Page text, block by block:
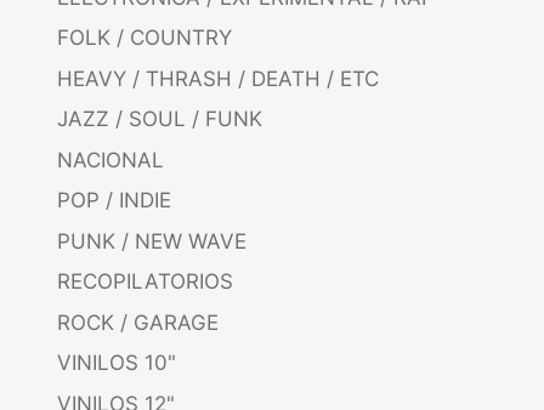
FOLK / COUNTRY
HEAVY / THRASH / DEATH / ETC
JAZZ / SOUL / FUNK
NACIONAL
POP / INDIE
PUNK / NEW WAVE
RECOPILATORIOS
ROCK / GARAGE
VINILOS 10"
VINILOS 12"